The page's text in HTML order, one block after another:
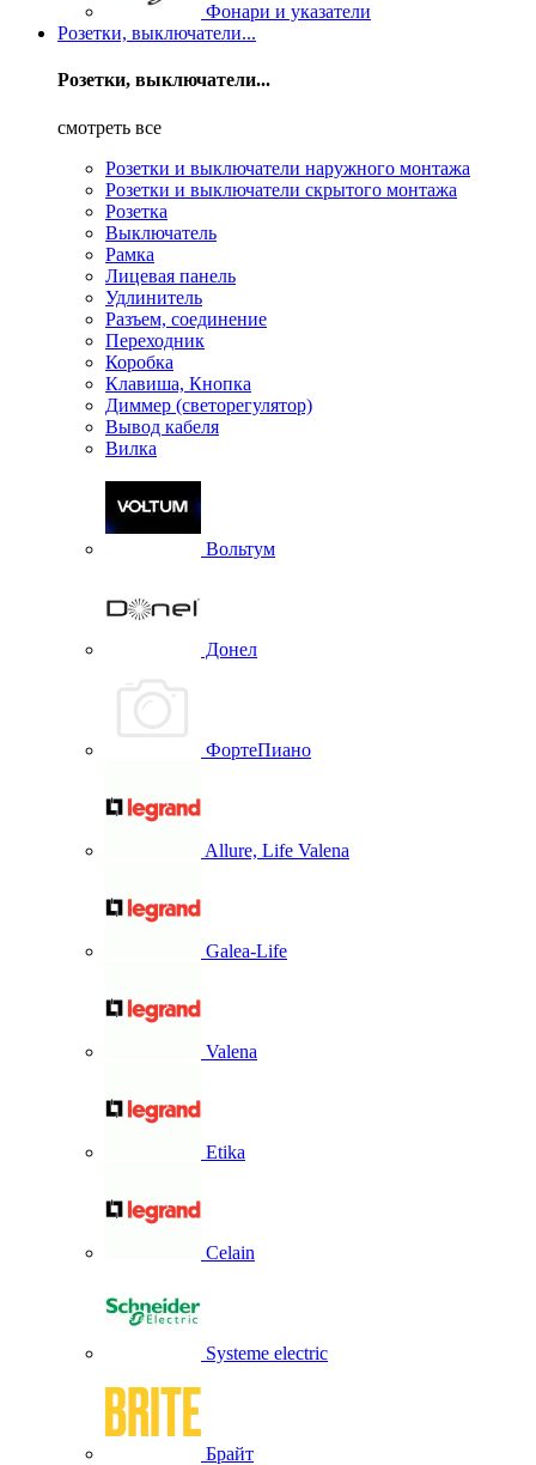
Фонари и указатели
Розетки, выключатели...
Розетки, выключатели...
смотреть все
Розетки и выключатели наружного монтажа
Розетки и выключатели скрытого монтажа
Розетка
Выключатель
Рамка
Лицевая панель
Удлинитель
Разъем, соединение
Переходник
Коробка
Клавиша, Кнопка
Диммер (светорегулятор)
Вывод кабеля
Вилка
Вольтум
Донел
ФортеПиано
Allure, Life Valena
Galea-Life
Valena
Etika
Celain
Systeme electric
Брайт